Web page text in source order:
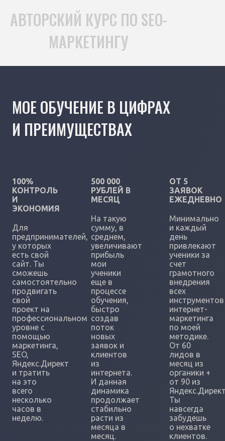
АВТОРСКИЙ КУРС ПО SEO-
МАРКЕТИНГУ
МОЕ ОБУЧЕНИЕ В ЦИФРАХ
И ПРЕИМУЩЕСТВАХ
100%
КОНТРОЛЬ
И
ЭКОНОМИЯ
Для
предпринимателей,
у которых
есть свой
сайт. Ты
сможешь
самостоятельно
продвигать
свой
проект на
профессиональном
уровне с
помощью
маркетинга,
SEO,
Яндекс.Директ
и тратить
на это
всего
несколько
часов в
неделю.
500 000
РУБЛЕЙ В
МЕСЯЦ
На такую
сумму, в
среднем,
увеличивают
прибыль
мои
ученики
еще в
процессе
обучения,
быстро
создав
поток
новых
заявок и
клиентов
из
интернета.
И данная
динамика
продолжает
стабильно
расти из
месяца в
месяц.
ОТ 5
ЗАЯВОК
ЕЖЕДНЕВНО
Минимально
и каждый
день
привлекают
ученики за
счет
грамотного
внедрения
всех
инструментов
интернет-
маркетинга
по моей
методике.
От 60
лидов в
месяц из
органики +
от 90 из
Ты
навсегда
забудешь
о нехватке
клиентов.